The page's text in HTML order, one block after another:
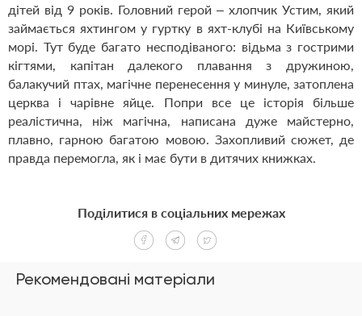
дітей від 9 років. Головний герой – хлопчик Устим, який
займається яхтингом у гуртку в яхт-клубі на Київському
морі. Тут буде багато несподіваного: відьма з гострими
кігтями, капітан далекого плавання з дружиною,
балакучий птах, магічне перенесення у минуле, затоплена
церква і чарівне яйце. Попри все це історія більше
реалістична, ніж магічна, написана дуже майстерно,
плавно, гарною багатою мовою. Захопливий сюжет, де
правда перемогла, як і має бути в дитячих книжках.
Рекомендовані матеріали
Поділитися в соціальних мережах